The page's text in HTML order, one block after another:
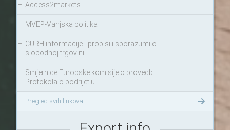
– Access2markets
– MVEP-Vanjska politika
– CURH informacije - propisi i sporazumi o
slobodnoj trgovini
– Smjernice Europske komisije o provedbi
Protokola o podrijetlu
Pregled svih linkova